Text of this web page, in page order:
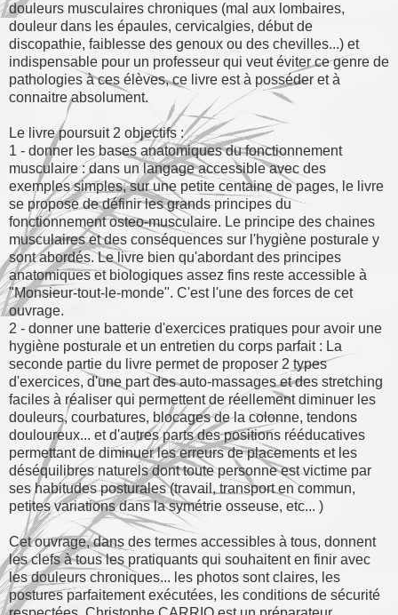
douleurs musculaires chroniques (mal aux lombaires,
douleur dans les épaules, cervicalgies, début de
discopathie, faiblesse des genoux ou des chevilles...) et
indispensable pour un professeur qui veut éviter ce genre de
pathologies à ces élèves, ce livre est à posséder et à
connaitre absolument.
Le livre poursuit 2 objectifs :
1 - donner les bases anatomiques du fonctionnement
musculaire : dans un langage accessible avec des
exemples simples, sur une petite centaine de pages, le livre
se propose de définir les grands principes du
fonctionnement osteo-musculaire. Le principe des chaines
musculaires et des conséquences sur l'hygiène posturale y
sont abordés. Le livre bien qu'abordant des principes
anatomiques et biologiques assez fins reste accessible à
"Monsieur-tout-le-monde". C'est l'une des forces de cet
ouvrage.
2 - donner une batterie d'exercices pratiques pour avoir une
hygiène posturale et un entretien du corps parfait : La
seconde partie du livre permet de proposer 2 types
d'exercices, d'une part des auto-massages et des stretching
faciles à réaliser qui permettent de réellement diminuer les
douleurs, courbatures, blocages de la colonne, tendons
douloureux... et d'autres parts des positions rééducatives
permettant de diminuer les erreurs de placements et les
déséquilibres naturels dont toute personne est victime par
ses habitudes posturales (travail, transport en commun,
petites variations dans la symétrie osseuse, etc... )
Cet ouvrage, dans des termes accessibles à tous, donnent
les clefs à tous les pratiquants qui souhaitent en finir avec
les douleurs chroniques... les photos sont claires, les
postures parfaitement exécutées, les conditions de sécurité